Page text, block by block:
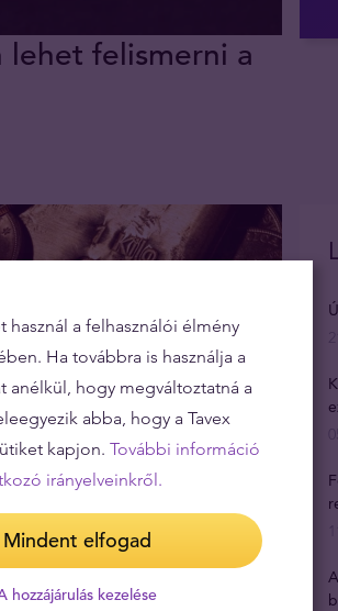
felismerni a
alapja... az arany
használ a felhasználói élmény
Ha továbbra is használja a
anélkül, hogy megváltoztatná a
abba, hogy a Tavex
kapjon. További információ
irányelveinkről.
Mindent elfogad
hozzájárulás kezelése